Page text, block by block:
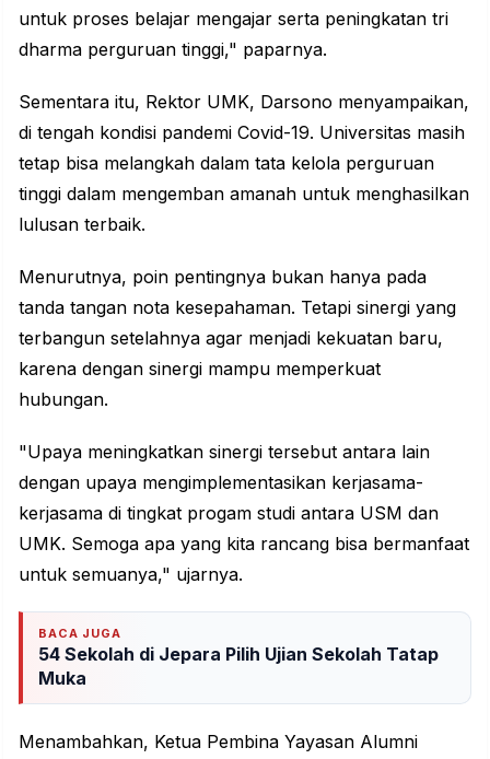
untuk proses belajar mengajar serta peningkatan tri
dharma perguruan tinggi," paparnya.
Sementara itu, Rektor UMK, Darsono menyampaikan,
di tengah kondisi pandemi Covid-19. Universitas masih
tetap bisa melangkah dalam tata kelola perguruan
tinggi dalam mengemban amanah untuk menghasilkan
lulusan terbaik.
Menurutnya, poin pentingnya bukan hanya pada
tanda tangan nota kesepahaman. Tetapi sinergi yang
terbangun setelahnya agar menjadi kekuatan baru,
karena dengan sinergi mampu memperkuat
hubungan.
"Upaya meningkatkan sinergi tersebut antara lain
dengan upaya mengimplementasikan kerjasama-
kerjasama di tingkat progam studi antara USM dan
UMK. Semoga apa yang kita rancang bisa bermanfaat
untuk semuanya," ujarnya.
BACA JUGA
54 Sekolah di Jepara Pilih Ujian Sekolah Tatap
Muka
Menambahkan, Ketua Pembina Yayasan Alumni